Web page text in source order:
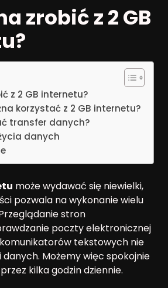
zrobić z 2 GB
z 2 GB internetu?
korzystać z 2 GB internetu?
transfer danych?
danych
może wydawać się niewielki,
pozwala na wykonanie wielu
stron
poczty elektronicznej
tekstowych nie
danych. Możemy więc spokojnie
kilka godzin dziennie.